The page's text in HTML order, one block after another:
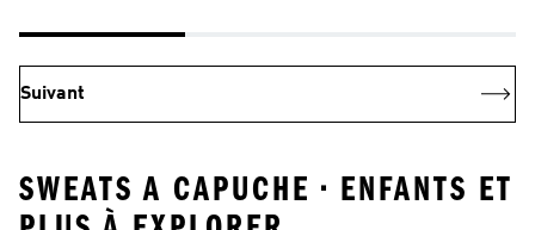
Suivant
SWEATS A CAPUCHE • ENFANTS ET